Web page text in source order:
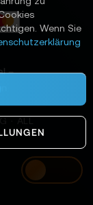
–
Wenn Sie